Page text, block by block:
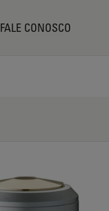
FALE CONOSCO